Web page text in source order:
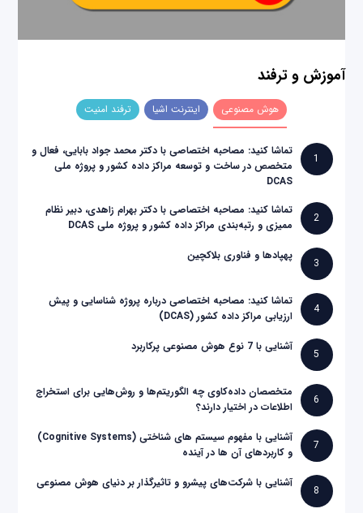
آموزش و ترفند
هوش مصنوعی اینترنت اشیا ترفند امنیت
1
تماشا کنید: مصاحبه اختصاصی با دکتر محمد جواد بابایی، فعال و
متخصص در ساخت و توسعه مراکز داده کشور و پروژه ملی
DCAS
2
تماشا کنید: مصاحبه اختصاصی با دکتر بهرام زاهدی، دبیر نظام
ممیزی و رتبه‌بندی مراکز داده کشور و پروژه ملی DCAS
3
پهپادها و فناوری بلاکچین
4
تماشا کنید: مصاحبه اختصاصی درباره پروژه شناسایی و پیش
ارزیابی مراکز داده کشور (DCAS)
5
آشنایی با 7 نوع هوش مصنوعی پرکاربرد
6
متخصصان داده‌کاوی چه الگوریتم‌ها و روش‌هایی برای استخراج
اطلاعات در اختیار دارند؟
7
آشنایی با مفهوم سیستم های شناختی (Cognitive Systems)
و کاربردهای آن ها در آینده
8
آشنایی با شرکت‌های پیشرو و تاثیرگذار بر دنیای هوش مصنوعی